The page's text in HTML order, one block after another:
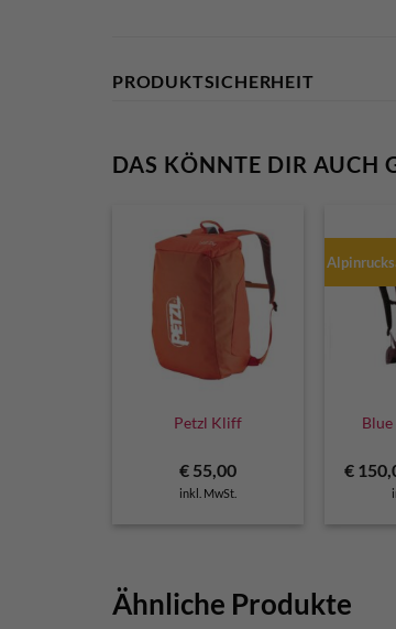
PRODUKTSICHERHEIT
DAS KÖNNTE DIR AUCH
Petzl Kliff
€55,00
inkl. MwSt.
€
Ähnliche Produkte